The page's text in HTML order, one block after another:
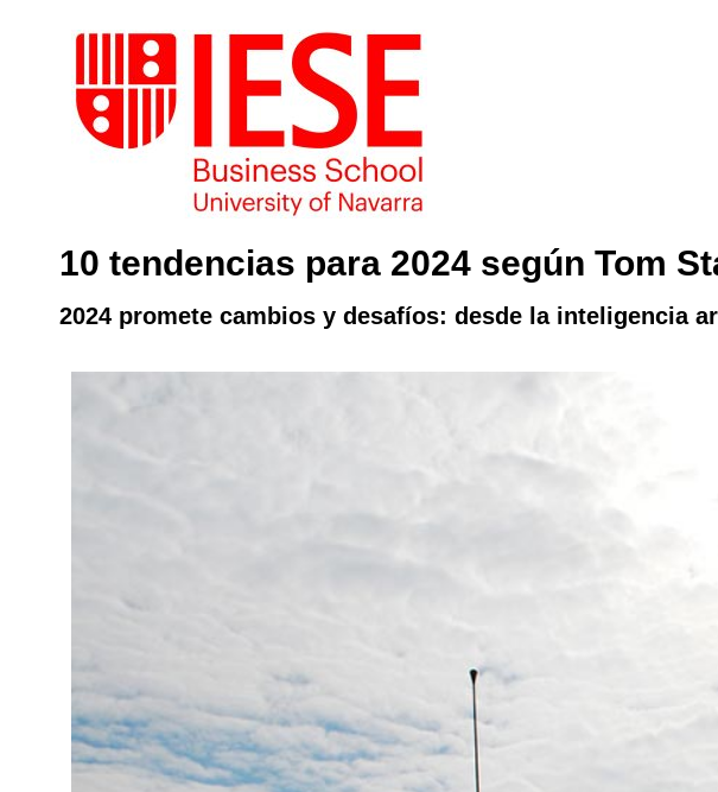
10 tendencias para 2024 según Tom
2024 promete cambios y desafíos: desde la inteligencia